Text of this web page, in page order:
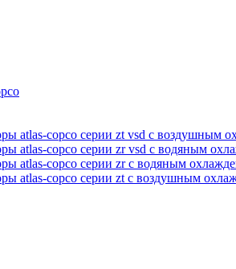
atlas-copco серии zt vsd с воздушным
atlas-copco серии zr vsd с водяным
atlas-copco серии zr с водяным
atlas-copco серии zt с воздушным